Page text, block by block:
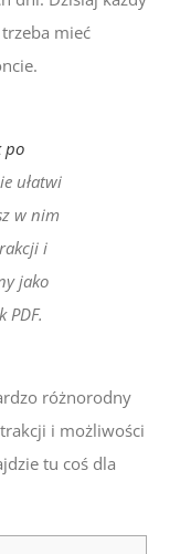
mieć
po
ułatwi
w nim
i
jako
PDF.
różnorodny
i możliwości
tu coś dla